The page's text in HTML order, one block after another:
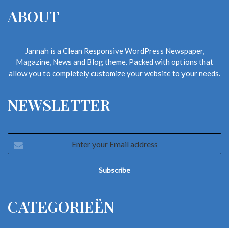
ABOUT
Jannah is a Clean Responsive WordPress Newspaper,
Magazine, News and Blog theme. Packed with options that
allow you to completely customize your website to your needs.
NEWSLETTER
your
CATEGORIEËN